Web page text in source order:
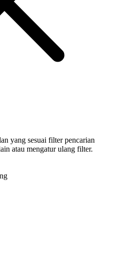
yang sesuai filter pencarian
atau mengatur ulang filter.